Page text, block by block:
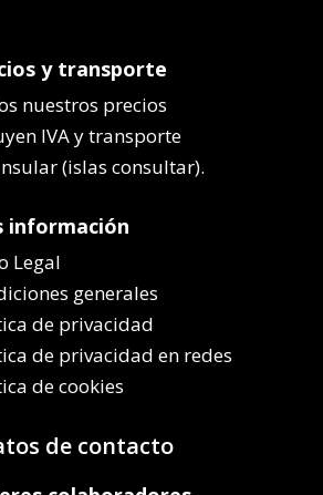
y transporte
nuestros precios
IVA y transporte
(islas consultar).
información
Legal
generales
de privacidad
de privacidad en redes
de cookies
de contacto